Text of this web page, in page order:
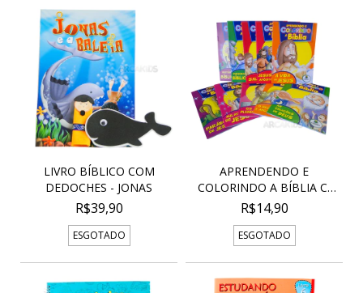
LIVRO BÍBLICO COM
DEDOCHES - JONAS
R$39,90
ESGOTADO
APRENDENDO E
COLORINDO A BÍBLIA C/
10
R$14,90
ESGOTADO